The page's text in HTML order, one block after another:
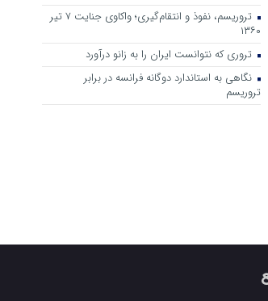
تروریسم، نفوذ و انتقام‌گیری؛ واکاوی جنایت ۷ تیر
۱۳۶۰
تروری که نتوانست ایران را به زانو درآورد
نگاهی به استاندارد دوگانه فرانسه در برابر
تروریسم